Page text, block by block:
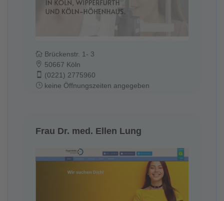
Brückenstr. 1- 3
50667 Köln
(0221) 2775960
keine Öffnungszeiten angegeben
Frau Dr. med. Ellen Lung